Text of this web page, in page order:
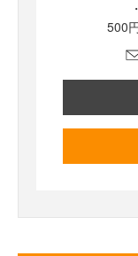
500